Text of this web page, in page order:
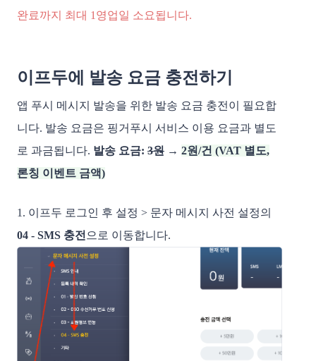
완료까지 최대 1영업일 소요됩니다.
이프두에 발송 요금 충전하기
앱 푸시 메시지 발송을 위한 발송 요금 충전이 필요합
니다. 발송 요금은 핑거푸시 서비스 이용 요금과 별도
로 과금됩니다. 발송 요금: 3원 → 2원/건 (VAT 별도,
론칭 이벤트 금액)
1. 이프두 로그인 후 설정 > 문자 메시지 사전 설정의
04 - SMS 충전 으로 이동합니다.